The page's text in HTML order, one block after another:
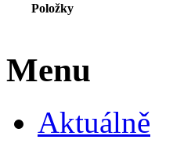
Položky
Menu
Aktuálně